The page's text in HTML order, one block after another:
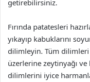
getirebilirsiniz.
Fırında patatesleri
yıkayıp kabuklarını
dilimleyin. Tüm dilimleri
üzerlerine zeytinyağı
dilimlerini iyice